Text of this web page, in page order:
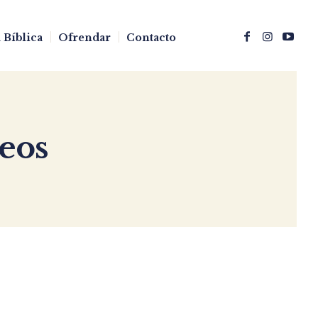
Bíblica Ofrendar Contacto